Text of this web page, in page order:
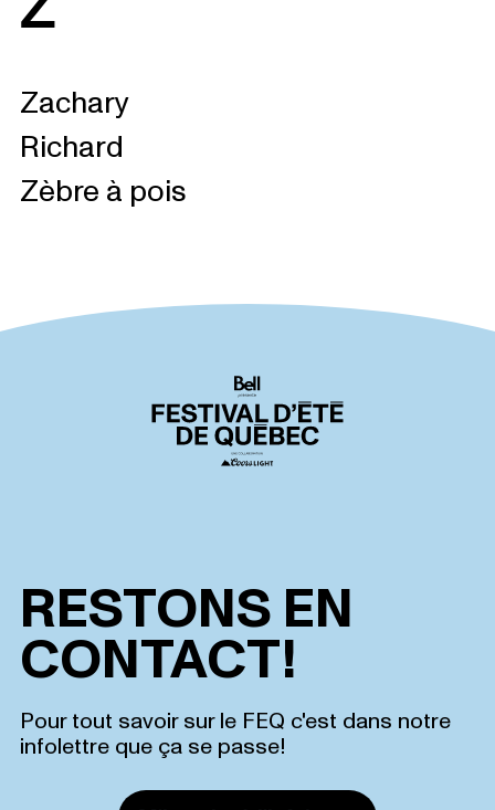
Zachary
Richard
Zèbre à pois
RESTONS EN
CONTACT!
Pour tout savoir sur le FEQ c'est dans notre
infolettre que ça se passe!